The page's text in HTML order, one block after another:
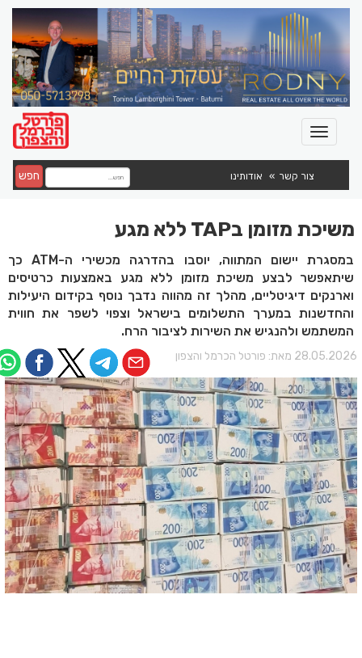
צור קשר אודותינו חפש
משיכת מזומן בTAP ללא מגע
במסגרת יישום המתווה, יוסבו בהדרגה מכשירי ה-ATM כך
שיתאפשר לבצע משיכת מזומן ללא מגע באמצעות כרטיסים
וארנקים דיגיטליים, מהלך זה מהווה נדבך נוסף בקידום היעילות
והחדשנות במערך התשלומים בישראל וצפוי לשפר את חווית
המשתמש ולהנגיש את השירות לציבור הרח.
מאת: פורטל הכרמל והצפון